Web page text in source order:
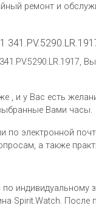
ремонт и
, и у Вас есть
Вами часы.
по электронной
а также
индивидуальному
Spirit.Watch.